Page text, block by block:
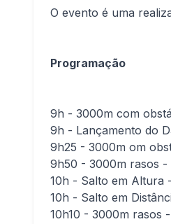
O evento é uma
Programação
9h - 3000m com
9h - Lançamento do
9h25 - 3000m om
9h50 - 3000m rasos -
10h - Salto em Altura
10h - Salto em
10h10 - 3000m rasos